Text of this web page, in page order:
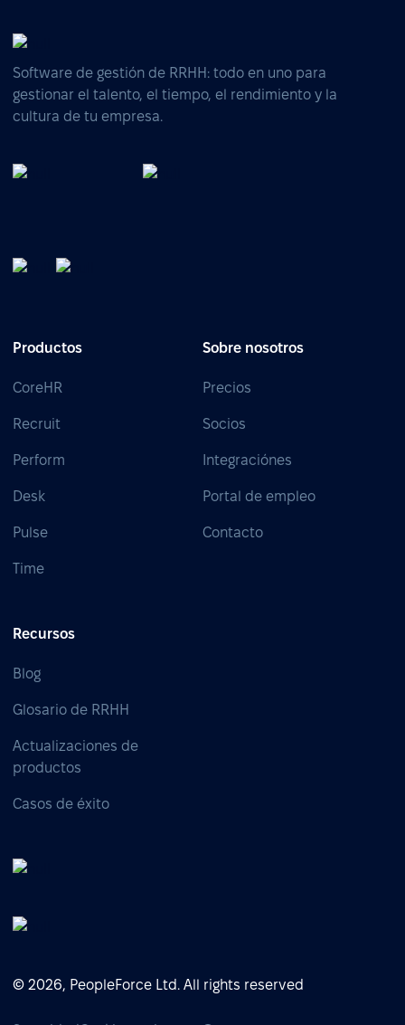
Software de gestión de RRHH: todo en uno para
gestionar el talento, el tiempo, el rendimiento y la
cultura de tu empresa.
Productos
CoreHR
Recruit
Perform
Desk
Pulse
Time
Sobre nosotros
Precios
Socios
Integraciónes
Portal de empleo
Contacto
Recursos
Blog
Glosario de RRHH
Actualizaciones de
productos
Casos de éxito
© 2026, PeopleForce Ltd. All rights reserved